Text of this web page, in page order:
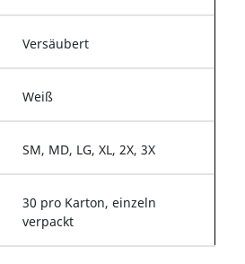
Versäubert
Weiß
SM, MD, LG, XL, 2X, 3X
30 pro Karton, einzeln
verpackt